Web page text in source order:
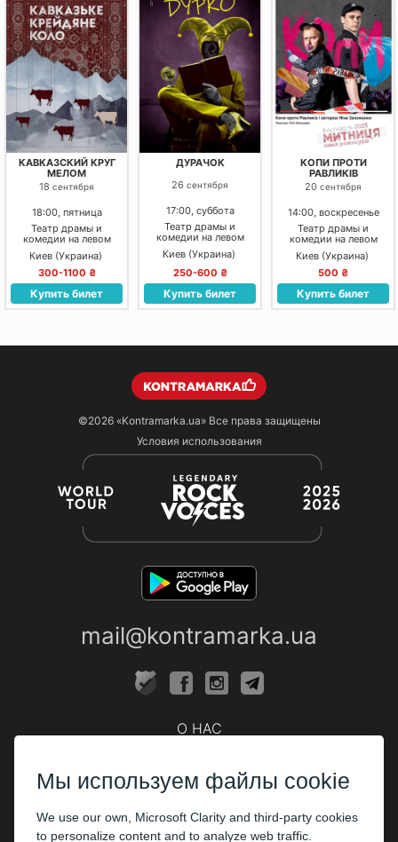
КАВКАЗСКИЙ КРУГ
МЕЛОМ
18 сентября
18:00, пятница
Театр драмы и
комедии на левом
берегу Днепра
Киев (Украина)
300-1100 ₴
Купить билет
ДУРАЧОК
26 сентября
17:00, суббота
Театр драмы и
комедии на левом
берегу Днепра
Киев (Украина)
250-600 ₴
Купить билет
КОПИ ПРОТИ
РАВЛИКІВ
20 сентября
14:00, воскресенье
Театр драмы и
комедии на левом
берегу Днепра
Киев (Украина)
500 ₴
Купить билет
©2026 «Kontramarka.ua»Все права защищены
Условия использования
mail@kontramarka.ua
О НАС
ПАРТНЕРАМ
Организаторам
Мы используем файлы cookie
We use our own, Microsoft Clarity and third-party cookies
to personalize content and to analyze web traffic.